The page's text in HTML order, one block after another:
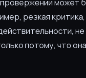
резкая
потому, что